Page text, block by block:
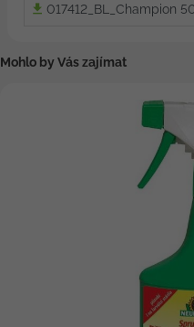
017412_BL_Champion
Mohlo by Vás zajímat